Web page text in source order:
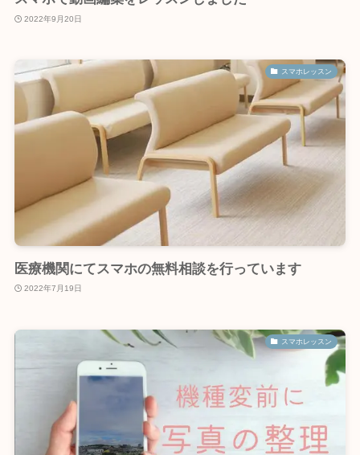
2022年9月20日
スマホレッスン
医療機関にてスマホの無料相談を行っています
2022年7月19日
スマホレッスン